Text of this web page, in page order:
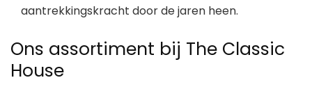
aantrekkingskracht door de jaren heen.
Ons assortiment bij The Classic
House